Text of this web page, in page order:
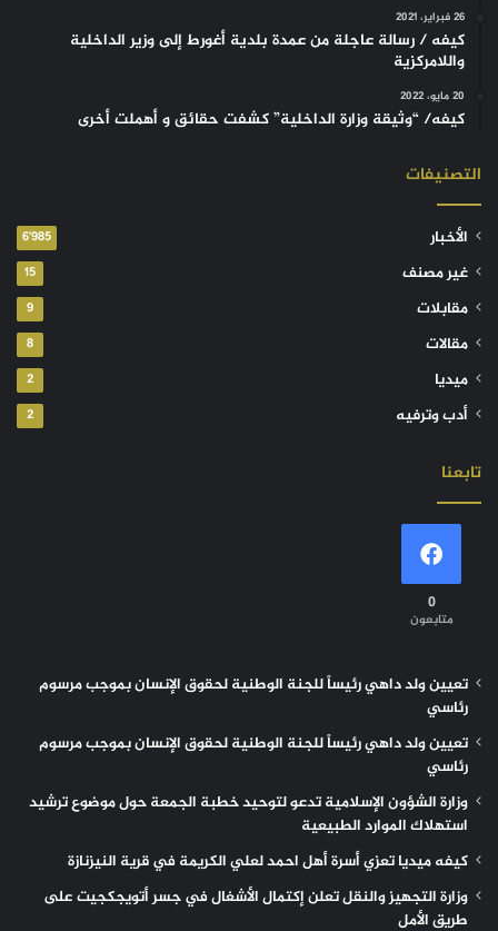
26 فبراير، 2021
كيفه / رسالة عاجلة من عمدة بلدية أغورط إلى وزير الداخلية
واللامركزية
20 مايو، 2022
كيفه/ “وثيقة وزارة الداخلية” كشفت حقائق و أهملت أخرى
التصنيفات
الأخبار 6٬985
غير مصنف 15
مقابلات 9
مقالات 8
ميديا 2
أدب وترفيه 2
تابعنا
0
متابعون
تعيين ولد داهي رئيساً للجنة الوطنية لحقوق الإنسان بموجب مرسوم
رئاسي
تعيين ولد داهي رئيساً للجنة الوطنية لحقوق الإنسان بموجب مرسوم
رئاسي
وزارة الشؤون الإسلامية تدعو لتوحيد خطبة الجمعة حول موضوع ترشيد
استهلاك الموارد الطبيعية
كيفه ميديا تعزي أسرة أهل احمد لعلي الكريمة في قرية النيزنازة
وزارة التجهيز والنقل تعلن إكتمال الأشغال في جسر أتويجكجيت على
طريق الأمل